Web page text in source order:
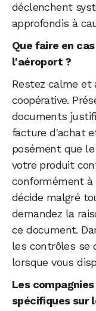
déclenchent
approfondis à
Que faire en
l'aéroport ?
Restez calme et
coopérative.
documents
facture d'achat
posément que
votre produit
conformément à
décide malgré
demandez la
ce document.
les contrôles se
lorsque vous
Les
spécifiques sur